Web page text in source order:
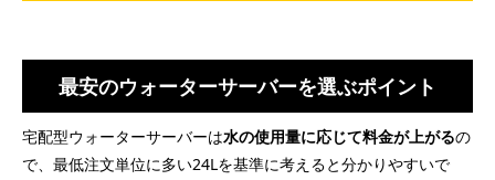
最安のウォーターサーバーを選ぶポイント
宅配型ウォーターサーバーは水の使用量に応じて料金が上がるの
で、最低注文単位に多い24Lを基準に考えると分かりやすいで